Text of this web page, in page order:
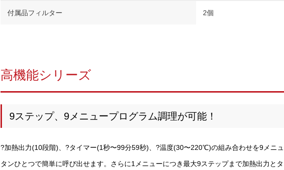
付属品フィルター 2個
高機能シリーズ
9ステップ、9メニュープログラム調理が可能！
?加熱出力(10段階)、?タイマー(1秒〜99分59秒)、?温度(30〜220℃)の組み合わせを9メニ
タンひとつで簡単に呼び出せます。さらに1メニューにつき最大9ステップまで加熱出力と